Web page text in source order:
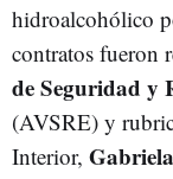
hidroalcohólico
contratos fueron
de Seguridad y
(AVSRE) y
Interior,